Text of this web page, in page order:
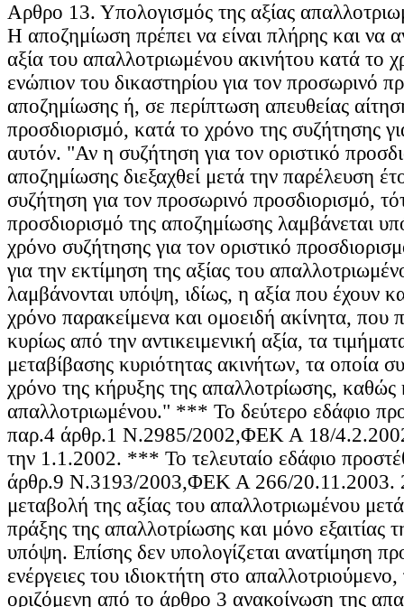
Αρθρο 13. Υπολογισμός της αξίας
Η αποζημίωση πρέπει να είναι πλήρης και να
αξία του απαλλοτριωμένου ακινήτου κατά το
ενώπιον του δικαστηρίου για τον προσωρινό
αποζημίωσης ή, σε περίπτωση απευθείας
προσδιορισμό, κατά το χρόνο της συζήτησης
αυτόν. "Αν η συζήτηση για τον οριστικό
αποζημίωσης διεξαχθεί μετά την παρέλευση
συζήτηση για τον προσωρινό προσδιορισμό,
προσδιορισμό της αποζημίωσης λαμβάνεται
χρόνο συζήτησης για τον οριστικό
για την εκτίμηση της αξίας του
λαμβάνονται υπόψη, ιδίως, η αξία που έχουν
χρόνο παρακείμενα και ομοειδή ακίνητα, που
κυρίως από την αντικειμενική αξία, τα
μεταβίβασης κυριότητας ακινήτων, τα οποία
χρόνο της κήρυξης της απαλλοτρίωσης,
απαλλοτριωμένου." *** Το δεύτερο εδάφιο
παρ.4 άρθρ.1 Ν.2985/2002,ΦΕΚ Α 18/
την 1.1.2002. *** Το τελευταίο εδάφιο
άρθρ.9 Ν.3193/2003,ΦΕΚ Α 266/20.11.2003.
μεταβολή της αξίας του απαλλοτριωμένου
πράξης της απαλλοτρίωσης και μόνο εξαιτίας
υπόψη. Επίσης δεν υπολογίζεται ανατίμηση
ενέργειες του ιδιοκτήτη στο
οριζόμενη από το άρθρο 3 ανακοίνωση της